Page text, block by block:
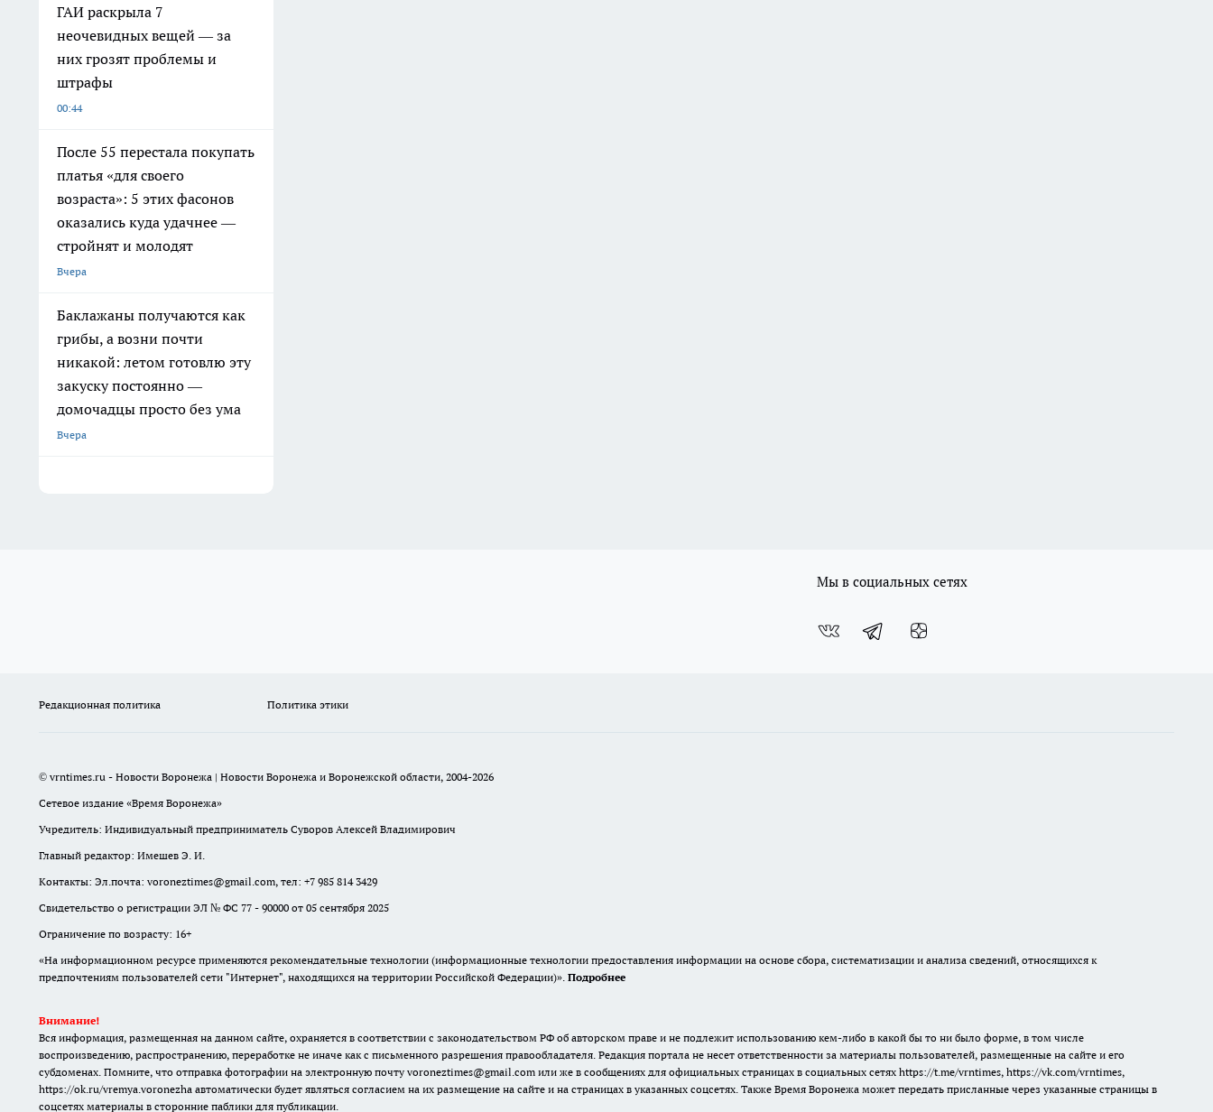
ГАИ раскрыла 7
неочевидных вещей — за
них грозят проблемы и
штрафы
00:44
После 55 перестала покупать
платья «для своего
возраста»: 5 этих фасонов
оказались куда удачнее —
стройнят и молодят
Вчера
Баклажаны получаются как
грибы, а возни почти
никакой: летом готовлю эту
закуску постоянно —
домочадцы просто без ума
Вчера
Мы в социальных сетях
Редакционная политика Политика этики
© vrntimes.ru - Новости Воронежа | Новости Воронежа и Воронежской области, 2004-2026
Сетевое издание «Время Воронежа»
Учредитель: Индивидуальный предприниматель Суворов Алексей Владимирович
Главный редактор: Имешев Э. И.
Контакты: Эл.почта: voroneztimes@gmail.com, тел: +7 985 814 3429
Свидетельство о регистрации ЭЛ № ФС 77 - 90000 от 05 сентября 2025
Ограничение по возрасту: 16+
«На информационном ресурсе применяются рекомендательные технологии (информационные технологии предоставления информации на основе сбора, систематизации и анализа сведений, относящихся к
предпочтениям пользователей сети "Интернет", находящихся на территории Российской Федерации)». Подробнее
Внимание!
Вся информация, размещенная на данном сайте, охраняется в соответствии с законодательством РФ об авторском праве и не подлежит использованию кем-либо в какой бы то ни было форме, в том числе
воспроизведению, распространению, переработке не иначе как с письменного разрешения правообладателя. Редакция портала не несет ответственности за материалы пользователей, размещенные на сайте и его
субдоменах. Помните, что отправка фотографии на электронную почту voroneztimes@gmail.com или же в сообщениях для официальных страницах в социальных сетях https://t.me/vrntimes, https://vk.com/vrntimes,
https://ok.ru/vremya.voronezha автоматически будет являться согласием на их размещение на сайте и на страницах в указанных соцсетях. Также Время Воронежа может передать присланные через указанные страницы в
соцсетях материалы в сторонние паблики для публикации.